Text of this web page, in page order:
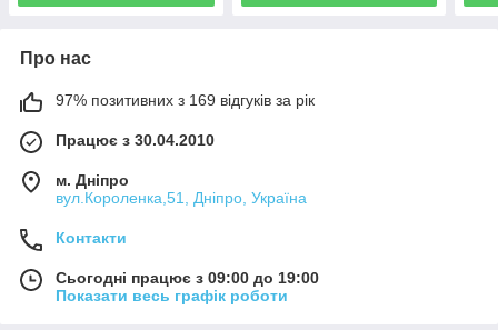
Про нас
97% позитивних з 169 відгуків за рік
Працює з 30.04.2010
м. Дніпро
вул.Короленка,51, Дніпро, Україна
Контакти
Сьогодні працює з 09:00 до 19:00
Показати весь графік роботи